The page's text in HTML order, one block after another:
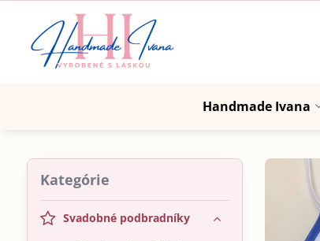
Handmade Ivana
Kategórie
Svadobné podbradníky